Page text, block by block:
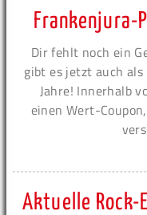
Frankenjura-
Dir fehlt noch ein
gibt es jetzt auch
Jahre! Innerhalb
einen Wert-
Aktuelle Rock-